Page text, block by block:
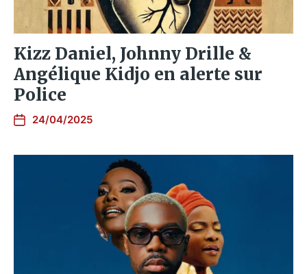
Kizz Daniel, Johnny Drille &
Angélique Kidjo en alerte sur
Police
24/04/2025